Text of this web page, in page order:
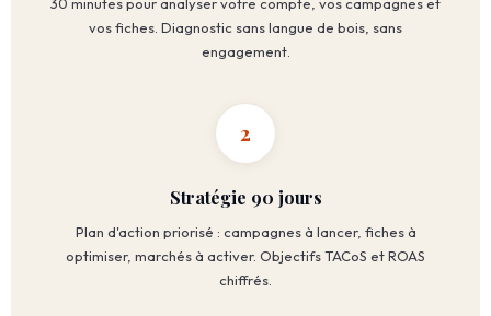
vos fiches. Diagnostic sans langue de bois, sans
engagement.
2
Stratégie 90 jours
Plan d'action priorisé : campagnes à lancer, fiches à
optimiser, marchés à activer. Objectifs TACoS et ROAS
chiffrés.